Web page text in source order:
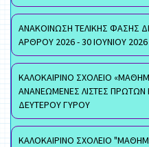
ΑΝΑΚΟΙΝΩΣΗ ΤΕΛΙΚΗΣ ΦΑΣΗΣ
ΑΡΘΡΟΥ 2026 - 30 ΙΟΥΝΙΟΥ 2026
ΚΑΛΟΚΑΙΡΙΝΟ ΣΧΟΛΕΙΟ
ΑΝΑΝΕΩΜΕΝΕΣ ΛΙΣΤΕΣ ΠΡΩΤΩΝ
ΔΕΥΤΕΡΟΥ ΓΥΡΟΥ
ΚΑΛΟΚΑΙΡΙΝΟ ΣΧΟΛΕΙΟ